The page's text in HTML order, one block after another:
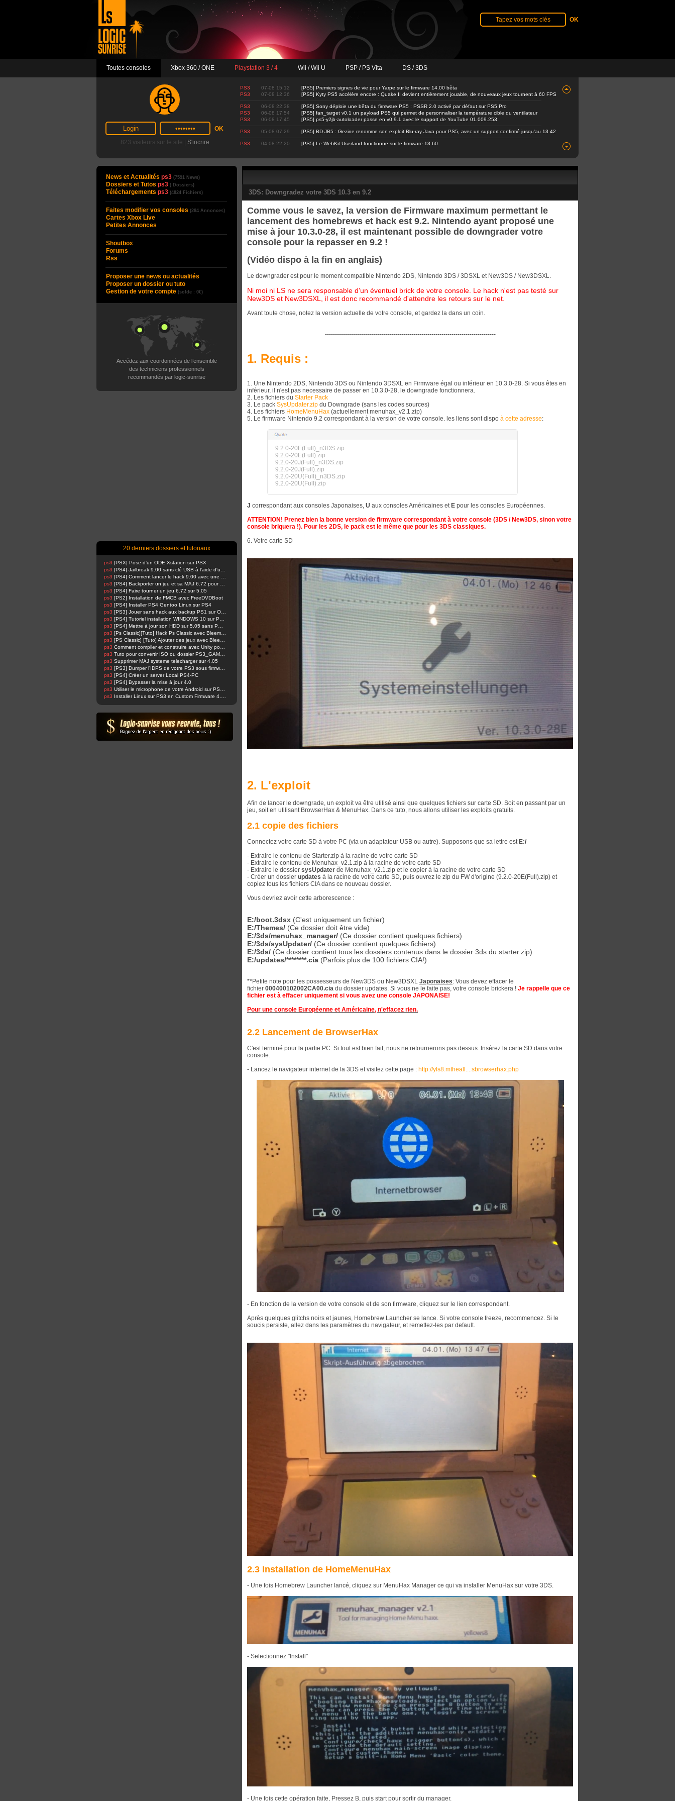
Toutes consoles Xbox 360 / ONE Playstation 3 / 4 Wii / Wii U PSP / PS Vita DS / 3DS
823 visiteurs sur le site | S'incrire
PS3 07-08 15:12
[PS5] Premiers signes de vie pour Yarpe sur le firmware 14.00 bêta
PS3
07-08 12:36 [PS5] Kyty PS5 accélère encore : Quake II devient entièrement jouable, de nouveaux jeux tournent à 60 FPS
PS3 06-08 22:38
[PS5] Sony déploie une bêta du firmware PS5 : PSSR 2.0 activé par défaut sur PS5 Pro
PS3
06-08 17:54
[PS5] fan_target v0.1 un payload PS5 qui permet de personnaliser la température cible du ventilateur
PS3
06-08 17:45 [PS5] ps5-y2jb-autoloader passe en v0.9.1 avec le support de YouTube 01.009.253
PS3 05-08 07:29 [PS5] BD-JB5 : Gezine renomme son exploit Blu-ray Java pour PS5, avec un support confirmé jusqu'au 13.42
PS3 04-08 22:20 [PS5] Le WebKit Userland fonctionne sur le firmware 13.60
News et Actualités ps3 (7591 News)
Dossiers et Tutos ps3 ( Dossiers)
Téléchargements ps3 (4824 Fichiers)
Faites modifier vos consoles (284 Annonces)
Cartes Xbox Live
Petites Annonces
Shoutbox
Forums
Rss
Proposer une news ou actualités
Proposer un dossier ou tuto
Gestion de votre compte (solde : 0€)
Accédez aux coordonnées de l’ensemble
des techniciens professionnels
recommandés par logic-sunrise
20 derniers dossiers et tutoriaux
ps3 [PSX] Pose d'un ODE Xstation sur PSX
ps3
ps3
ps3
ps3 [PS4] Faire tourner un jeu 6.72 sur 5.05
ps3 [PS2] Installation de FMCB avec FreeDVDBoot
ps3 [PS4] Installer PS4 Gentoo Linux sur PS4
ps3
ps3
ps3
ps3
ps3
ps3
ps3
ps3 Supprimer MAJ systeme telecharger sur 4.05
ps3
ps3 [PS4] Créer un server Local PS4-PC
ps3 [PS4] Bypasser la mise à jour 4.0
ps3
ps3
3DS: Downgradez votre 3DS 10.3 en 9.2
Comme vous le savez, la version de Firmware maximum permettant le
lancement des homebrews et hack est 9.2. Nintendo ayant proposé une
mise à jour 10.3.0-28, il est maintenant possible de downgrader votre
console pour la repasser en 9.2 !
(Vidéo dispo à la fin en anglais)
Le downgrader est pour le moment compatible Nintendo 2DS, Nintendo 3DS / 3DSXL et New3DS / New3DSXL.
Ni moi ni LS ne sera responsable d'un éventuel brick de votre console. Le hack n'est pas testé sur
New3DS et New3DSXL, il est donc recommandé d'attendre les retours sur le net.
Avant toute chose, notez la version actuelle de votre console, et gardez la dans un coin.
-------------------------------------------------------------------------------------
1. Requis :
1. Une Nintendo 2DS, Nintendo 3DS ou Nintendo 3DSXL en Firmware égal ou inférieur en 10.3.0-28. Si vous êtes en
inférieur, il n'est pas necessaire de passer en 10.3.0-28, le downgrade fonctionnera.
2. Les fichiers du Starter Pack
3. Le pack SysUpdater.zip du Downgrade (sans les codes sources)
4. Les fichiers HomeMenuHax (actuellement menuhax_v2.1.zip)
5. Le firmware Nintendo 9.2 correspondant à la version de votre console. les liens sont dispo à cette adresse:
9.2.0-20E(Full)_n3DS.zip
9.2.0-20E(Full).zip
9.2.0-20J(Full)_n3DS.zip
9.2.0-20J(Full).zip
9.2.0-20U(Full)_n3DS.zip
9.2.0-20U(Full).zip
J correspondant aux consoles Japonaises, U aux consoles Américaines et E pour les consoles Européennes.
ATTENTION! Prenez bien la bonne version de firmware correspondant à votre console (3DS / New3DS, sinon votre
console briquera !). Pour les 2DS, le pack est le même que pour les 3DS classiques.
6. Votre carte SD
2. L'exploit
Afin de lancer le downgrade, un exploit va être utilisé ainsi que quelques fichiers sur carte SD. Soit en passant par un
jeu, soit en utilisant BrowserHax & MenuHax. Dans ce tuto, nous allons utiliser les exploits gratuits.
2.1 copie des fichiers
Connectez votre carte SD à votre PC (via un adaptateur USB ou autre). Supposons que sa lettre est E:/
- Extraire le contenu de Starter.zip à la racine de votre carte SD
- Extraire le contenu de Menuhax_v2.1.zip à la racine de votre carte SD
- Extraire le dossier sysUpdater de Menuhax_v2.1.zip et le copier à la racine de votre carte SD
- Créer un dossier updates à la racine de votre carte SD, puis ouvrez le zip du FW d'origine (9.2.0-20E(Full).zip) et
copiez tous les fichiers CIA dans ce nouveau dossier.
Vous devriez avoir cette arborescence :
E:/boot.3dsx (C'est uniquement un fichier)
E:/Themes/ (Ce dossier doit être vide)
E:/3ds/menuhax_manager/ (Ce dossier contient quelques fichiers)
E:/3ds/sysUpdater/ (Ce dossier contient quelques fichiers)
E:/3ds/ (Ce dossier contient tous les dossiers contenus dans le dossier 3ds du starter.zip)
E:/updates/********.cia (Parfois plus de 100 fichiers CIA!)
**Petite note pour les possesseurs de New3DS ou New3DSXL Japonaises: Vous devez effacer le
fichier 000400102002CA00.cia du dossier updates. Si vous ne le faite pas, votre console brickera ! Je rappelle que ce
fichier est à effacer uniquement si vous avez une console JAPONAISE!
Pour une console Européenne et Américaine, n'effacez rien.
2.2 Lancement de BrowserHax
C'est terminé pour la partie PC. Si tout est bien fait, nous ne retournerons pas dessus. Insérez la carte SD dans votre
console.
- Lancez le navigateur internet de la 3DS et visitez cette page : http://yls8.mtheall....sbrowserhax.php
- En fonction de la version de votre console et de son firmware, cliquez sur le lien correspondant.
Après quelques glitchs noirs et jaunes, Homebrew Launcher se lance. Si votre console freeze, recommencez. Si le
soucis persiste, allez dans les paramètres du navigateur, et remettez-les par default.
2.3 Installation de HomeMenuHax
- Une fois Homebrew Launcher lancé, cliquez sur MenuHax Manager ce qui va installer MenuHax sur votre 3DS.
- Selectionnez "Install"
- Une fois cette opération faite, Pressez B, puis start pour sortir du manager.